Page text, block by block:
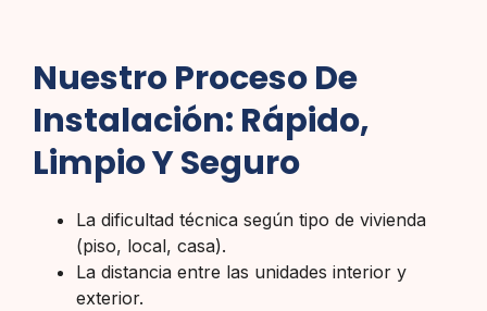
Nuestro Proceso De
Instalación: Rápido,
Limpio Y Seguro
La dificultad técnica según tipo de vivienda
(piso, local, casa).
La distancia entre las unidades interior y
exterior.